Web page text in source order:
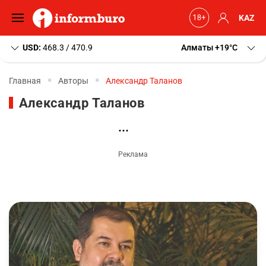
KAZ
USD: 468.3 / 470.9 Алматы+19 C
Главная Авторы Александр Таланов
Александр Таланов